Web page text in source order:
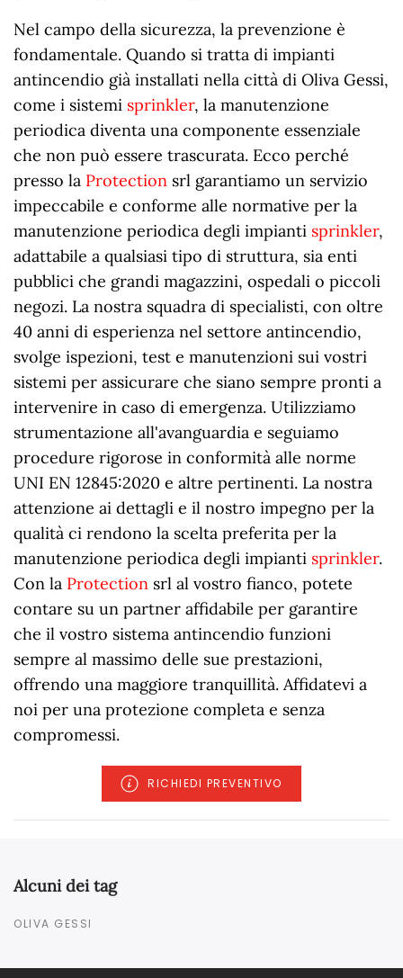
Nel campo della sicurezza, la prevenzione è
fondamentale. Quando si tratta di impianti
antincendio già installati nella città di Oliva Gessi,
come i sistemi sprinkler, la manutenzione
periodica diventa una componente essenziale
che non può essere trascurata. Ecco perché
presso la Protection srl garantiamo un servizio
impeccabile e conforme alle normative per la
manutenzione periodica degli impianti sprinkler,
adattabile a qualsiasi tipo di struttura, sia enti
pubblici che grandi magazzini, ospedali o piccoli
negozi. La nostra squadra di specialisti, con oltre
40 anni di esperienza nel settore antincendio,
svolge ispezioni, test e manutenzioni sui vostri
sistemi per assicurare che siano sempre pronti a
intervenire in caso di emergenza. Utilizziamo
strumentazione all'avanguardia e seguiamo
procedure rigorose in conformità alle norme
UNI EN 12845:2020 e altre pertinenti. La nostra
attenzione ai dettagli e il nostro impegno per la
qualità ci rendono la scelta preferita per la
manutenzione periodica degli impianti sprinkler.
Con la Protection srl al vostro fianco, potete
contare su un partner affidabile per garantire
che il vostro sistema antincendio funzioni
sempre al massimo delle sue prestazioni,
offrendo una maggiore tranquillità. Affidatevi a
noi per una protezione completa e senza
compromessi.
RICHIEDI PREVENTIVO
Alcuni dei tag
OLIVA GESSI